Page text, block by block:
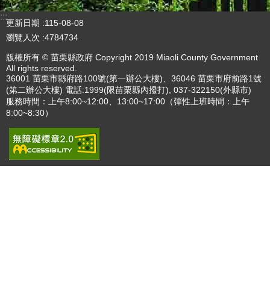
:::
更新日期
115-08-08
瀏覽人次 4784734
版權所有 © 苗栗縣政府 Copyright 2019 Miaoli County Government
All rights reserved.
36001 苗栗市縣府路100號(第一辦公大樓)、36046 苗栗市府前路1號
(第二辦公大樓) 電話:1999(限苗栗縣內撥打), 037-322150(外縣市)
服務時間：上午8:00~12:00、13:00~17:00（彈性上班時間：上午
8:00~8:30）